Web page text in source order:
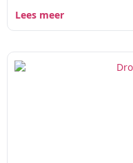
Lees meer